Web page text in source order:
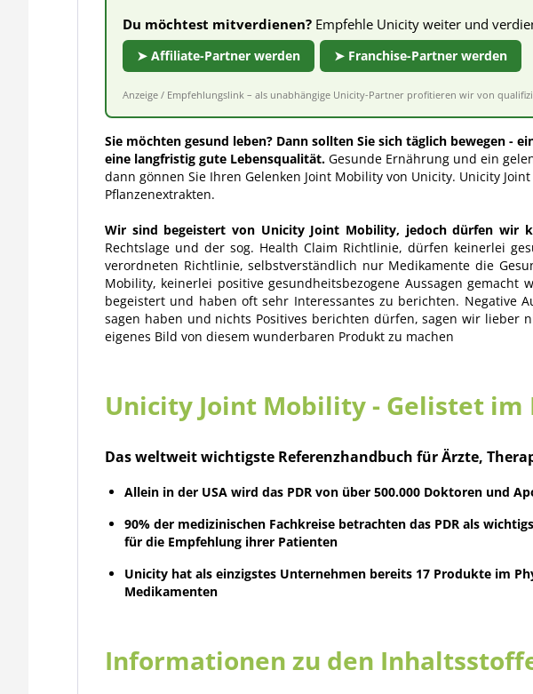
Du möchtest mitverdienen? Empfehle Unicity weiter und
➤ Affiliate-Partner werden ➤ Franchise-Partner werden
Anzeige / Empfehlungslink – als unabhängige Unicity-Partner profitieren wir von
Sie möchten gesund leben? Dann sollten Sie sich täglich bewegen -
eine langfristig gute Lebensqualität. Gesunde Ernährung und ein
dann gönnen Sie Ihren Gelenken Joint Mobility von Unicity. Unicity
Pflanzenextrakten.
Wir sind begeistert von Unicity Joint Mobility, jedoch dürfen wir
Rechtslage und der sog. Health Claim Richtlinie, dürfen keinerlei
verordneten Richtlinie, selbstverständlich nur Medikamente die
Mobility, keinerlei positive gesundheitsbezogene Aussagen
begeistert und haben oft sehr Interessantes zu berichten. Negative
sagen haben und nichts Positives berichten dürfen, sagen wir
eigenes Bild von diesem wunderbaren Produkt zu machen
Unicity Joint Mobility - Gelistet im
Das weltweit wichtigste Referenzhandbuch für Ärzte,
Allein in der USA wird das PDR von über 500.000 Doktoren und
90% der medizinischen Fachkreise betrachten das PDR als
für die Empfehlung ihrer Patienten
Unicity hat als einzigstes Unternehmen bereits 17 Produkte im
Medikamenten
Informationen zu den